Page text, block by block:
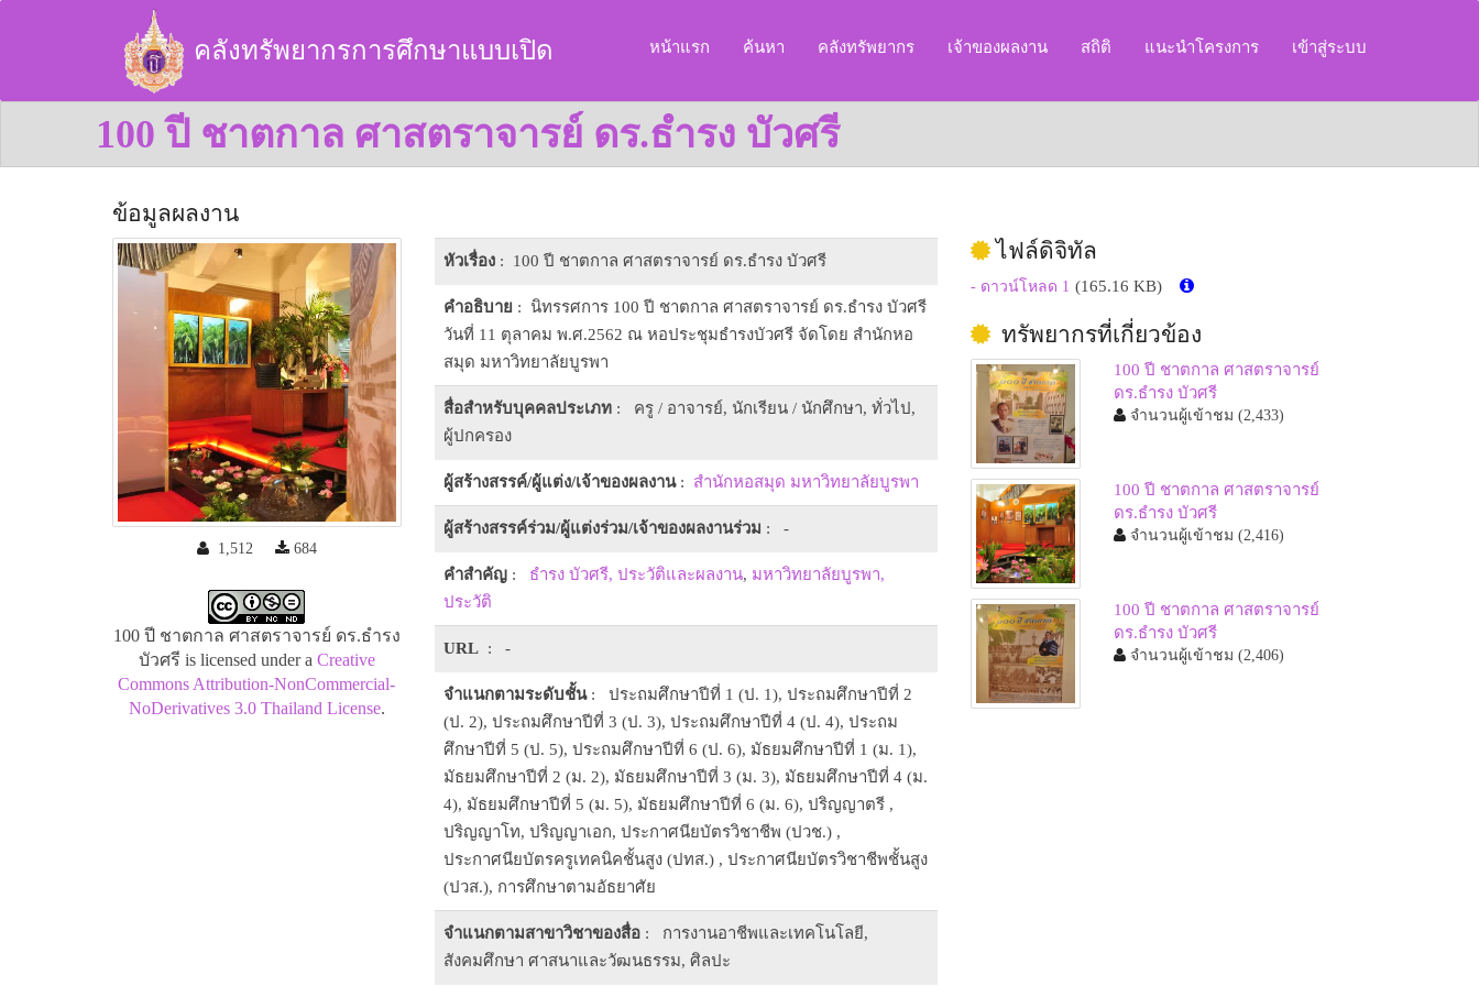
คลังทรัพยากรการศึกษาแบบเปิด หน้าแรก ค้นหา คลังทรัพยากร เจ้าของผลงาน สถิติ แนะนำโครงการ เข้าสู่ระบบ
100 ปี ชาตกาล ศาสตราจารย์ ดร.ธำรง บัวศรี
ข้อมูลผลงาน
1,512 684
100 ปี ชาตกาล ศาสตราจารย์ ดร.ธำรง
บัวศรี is licensed under a Creative
Commons Attribution-NonCommercial-
NoDerivatives 3.0 Thailand License.
หัวเรื่อง: 100 ปี ชาตกาล ศาสตราจารย์ ดร.ธำรง บัวศรี
คำอธิบาย: นิทรรศการ 100 ปี ชาตกาล ศาสตราจารย์ ดร.ธำรง บัวศรี
วันที่ 11 ตุลาคม พ.ศ.2562 ณ หอประชุมธำรงบัวศรี จัดโดย สำนักหอ
สมุด มหาวิทยาลัยบูรพา
สื่อสำหรับบุคคลประเภท: ครู / อาจารย์, นักเรียน / นักศึกษา, ทั่วไป,
ผู้ปกครอง
ผู้สร้างสรรค์/ผู้แต่ง/เจ้าของผลงาน: สำนักหอสมุด มหาวิทยาลัยบูรพา
ผู้สร้างสรรค์ร่วม/ผู้แต่งร่วม/เจ้าของผลงานร่วม : -
คำสำคัญ: ธำรง บัวศรี, ประวัติและผลงาน, มหาวิทยาลัยบูรพา,
ประวัติ
URL: -
จำแนกตามระดับชั้น: ประถมศึกษาปีที่ 1 (ป. 1), ประถมศึกษาปีที่ 2
(ป. 2), ประถมศึกษาปีที่ 3 (ป. 3), ประถมศึกษาปีที่ 4 (ป. 4), ประถม
ศึกษาปีที่ 5 (ป. 5), ประถมศึกษาปีที่ 6 (ป. 6), มัธยมศึกษาปีที่ 1 (ม. 1),
มัธยมศึกษาปีที่ 2 (ม. 2), มัธยมศึกษาปีที่ 3 (ม. 3), มัธยมศึกษาปีที่ 4 (ม.
4), มัธยมศึกษาปีที่ 5 (ม. 5), มัธยมศึกษาปีที่ 6 (ม. 6), ปริญญาตรี ,
ปริญญาโท, ปริญญาเอก, ประกาศนียบัตรวิชาชีพ (ปวช.) ,
ประกาศนียบัตรครูเทคนิคชั้นสูง (ปทส.) , ประกาศนียบัตรวิชาชีพชั้นสูง
(ปวส.), การศึกษาตามอัธยาศัย
จำแนกตามสาขาวิชาของสื่อ: การงานอาชีพและเทคโนโลยี,
สังคมศึกษา ศาสนาและวัฒนธรรม, ศิลปะ
ไฟล์ดิจิทัล
- ดาวน์โหลด 1 (165.16 KB)
ทรัพยากรที่เกี่ยวข้อง
100 ปี ชาตกาล ศาสตราจารย์
ดร.ธำรง บัวศรี
จำนวนผู้เข้าชม (2,433)
100 ปี ชาตกาล ศาสตราจารย์
ดร.ธำรง บัวศรี
จำนวนผู้เข้าชม (2,416)
100 ปี ชาตกาล ศาสตราจารย์
ดร.ธำรง บัวศรี
จำนวนผู้เข้าชม (2,406)